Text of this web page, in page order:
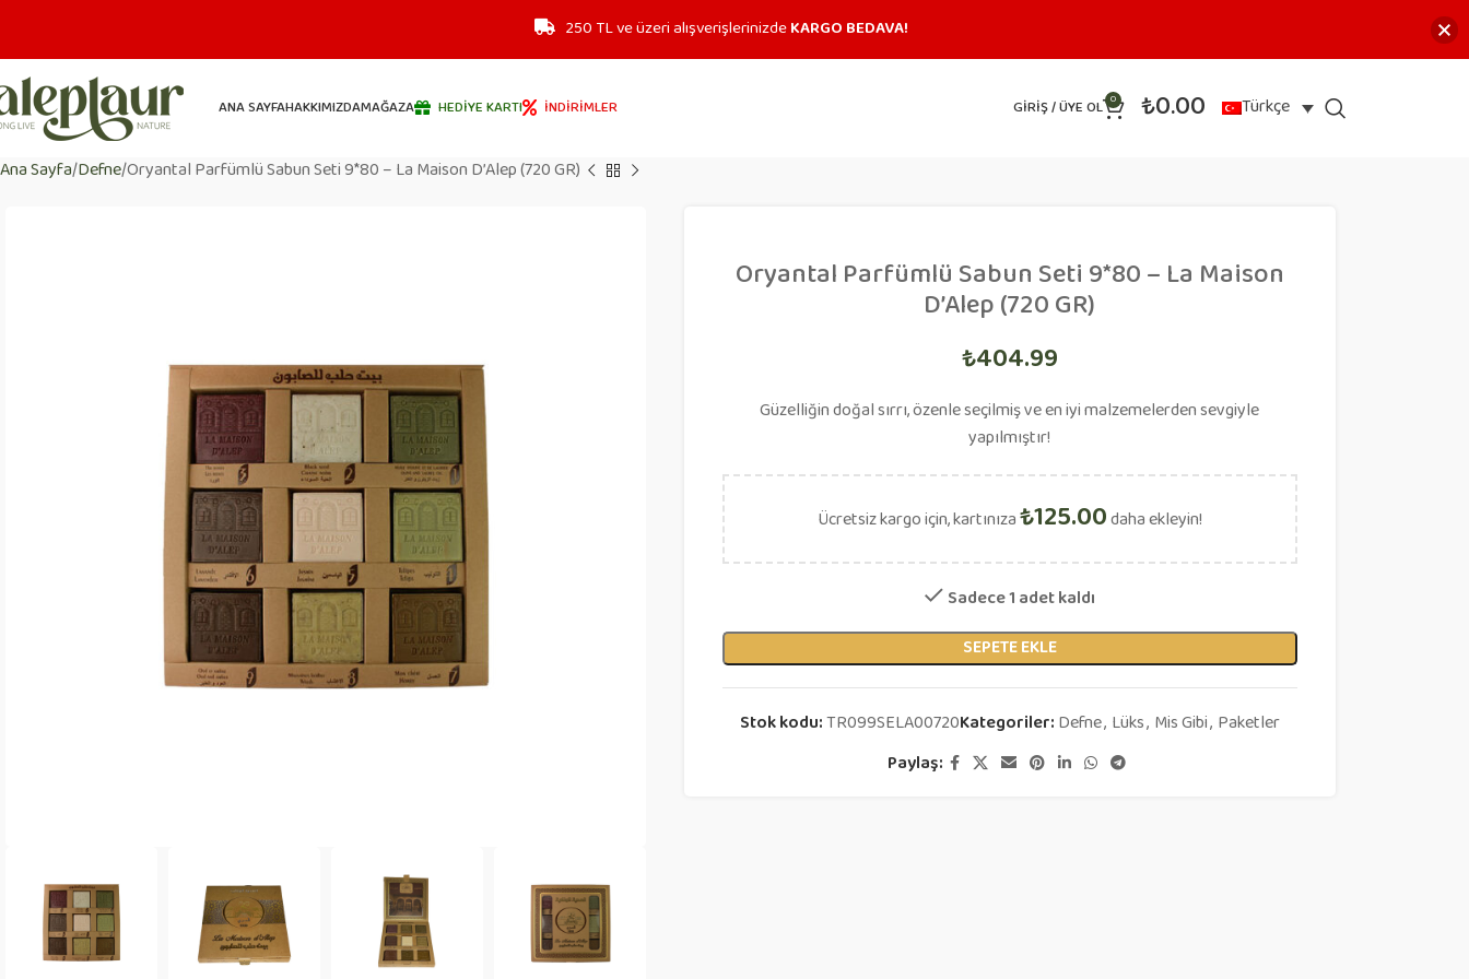
ANA SAYFAHAKKIMIZDAMAĞAZA HEDIYE KARTI İNDIRIMLER GIRIŞ / ÜYE OL 0 ₺0.00 Türkçe
Ana Sayfa DefneOryantal Parfümlü Sabun Seti 9*80 – La Maison D’Alep (720 GR)
Oryantal Parfümlü Sabun Seti 9*80 – La Maison
D’Alep (720 GR)
₺404.99
Güzelliğin doğal sırrı, özenle seçilmiş ve en iyi malzemelerden sevgiyle
yapılmıştır!
Ücretsiz kargo için, kartınıza₺125.00daha ekleyin!
Sadece 1 adet kaldı
SEPETE EKLE
Stok kodu:TR099SELA00720Kategoriler:Defne, Lüks, Mis Gibi, Paketler
Paylaş:
250 TL ve üzeri alışverişlerinizdeKARGO BEDAVA!